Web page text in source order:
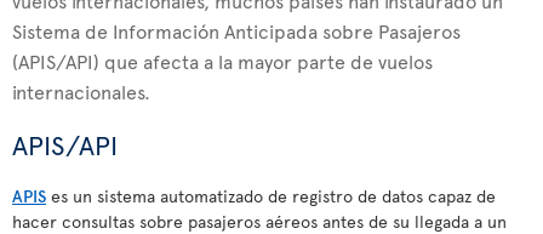
Sistema de Información Anticipada sobre Pasajeros
(APIS/API) que afecta a la mayor parte de vuelos
internacionales.
APIS/API
APIS es un sistema automatizado de registro de datos capaz de
hacer consultas sobre pasajeros aéreos antes de su llegada a un